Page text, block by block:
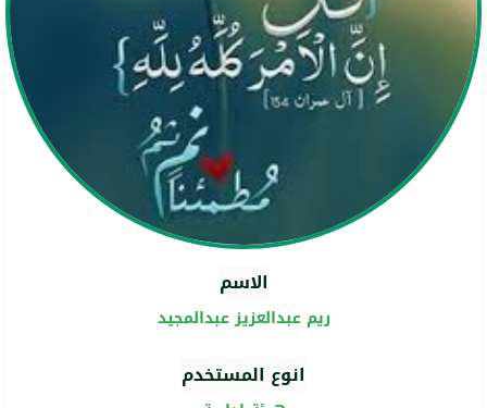
الاسم
ريم عبدالعزيز عبدالمجيد
انوع المستخدم